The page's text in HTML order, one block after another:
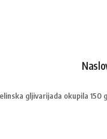
gljivarijada okupila 150